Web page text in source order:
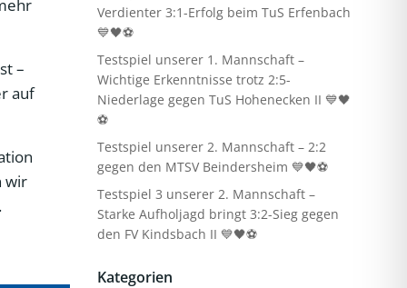
–
auf
wir
Verdienter 3:1-Erfolg beim TuS Erfenbach
💙🖤⚽
Testspiel unserer 1. Mannschaft –
Wichtige Erkenntnisse trotz 2:5-
Niederlage gegen TuS Hohenecken II 💙🖤
⚽
Testspiel unserer 2. Mannschaft – 2:2
gegen den MTSV Beindersheim 💙🖤⚽
Testspiel 3 unserer 2. Mannschaft –
Starke Aufholjagd bringt 3:2-Sieg gegen
den FV Kindsbach II 💙🖤⚽
Kategorien